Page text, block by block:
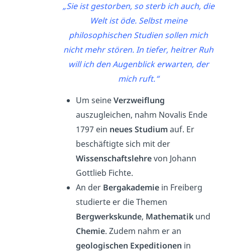
„Sie ist gestorben, so sterb ich auch, die
Welt ist öde. Selbst meine
philosophischen Studien sollen mich
nicht mehr stören. In tiefer, heitrer Ruh
will ich den Augenblick erwarten, der
mich ruft.“
Um seineVerzweiflung
auszugleichen, nahm Novalis Ende
1797 ein neues Studiumauf. Er
beschäftigte sich mit der
Wissenschaftslehrevon Johann
Gottlieb Fichte.
An der Bergakademie in Freiberg
studierte er die Themen
Bergwerkskunde, Mathematik und
Chemie. Zudem nahm er an
geologischen Expeditionen in